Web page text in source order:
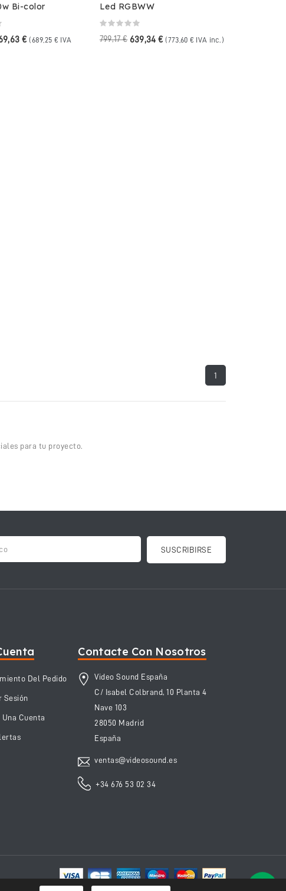
Bi-color
€ (689,25 € IVA
Led RGBWW
799,17 € 639,34 € (773,60 € IVA inc.)
1
para tu proyecto.
Del Pedido
Sesión
Una Cuenta
Contacte Con Nosotros
Video Sound España
C/ Isabel Colbrand, 10 Planta 4
Nave 103
28050 Madrid
España
ventas@videosound.es
+34 676 53 02 34